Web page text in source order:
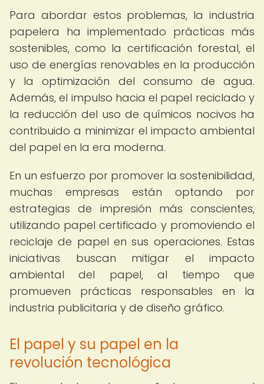
Para abordar estos problemas, la industria
papelera ha implementado prácticas más
sostenibles, como la certificación forestal, el
uso de energías renovables en la producción
y la optimización del consumo de agua.
Además, el impulso hacia el papel reciclado y
la reducción del uso de químicos nocivos ha
contribuido a minimizar el impacto ambiental
del papel en la era moderna.
En un esfuerzo por promover la sostenibilidad,
muchas empresas están optando por
estrategias de impresión más conscientes,
utilizando papel certificado y promoviendo el
reciclaje de papel en sus operaciones. Estas
iniciativas buscan mitigar el impacto
ambiental del papel, al tiempo que
promueven prácticas responsables en la
industria publicitaria y de diseño gráfico.
El papel y su papel en la
revolución tecnológica